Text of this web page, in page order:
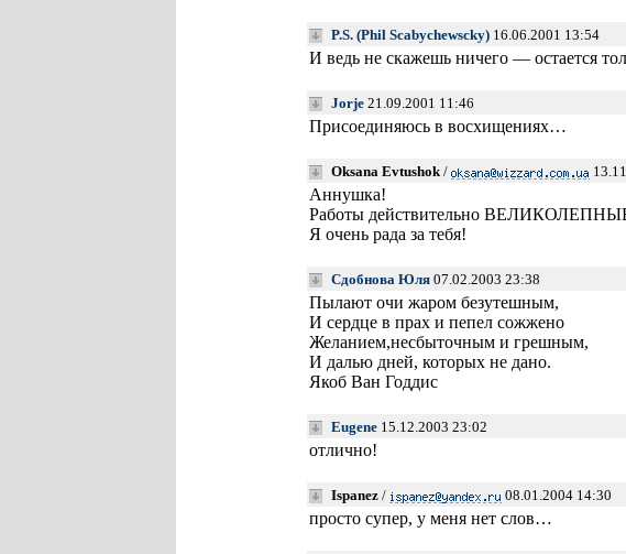
P.S. (Phil Scabychewscky)16.06.2001 13:54
И ведь не скажешь ничего — остается
Jorje21.09.2001 11:46
Присоединяюсь в восхищениях…
Oksana Evtushok/
Аннушка!
Работы действительно
Я очень рада за тебя!
Сдобнова Юля07.02.2003 23:38
Пылают очи жаром безутешным,
И сердце в прах и пепел сожжено
Желанием,несбыточным и грешным,
И далью дней, которых не дано.
Якоб Ван Годдис
Eugene15.12.2003 23:02
отлично!
Ispanez/ 08.01.2004 14:30
просто супер, у меня нет слов…